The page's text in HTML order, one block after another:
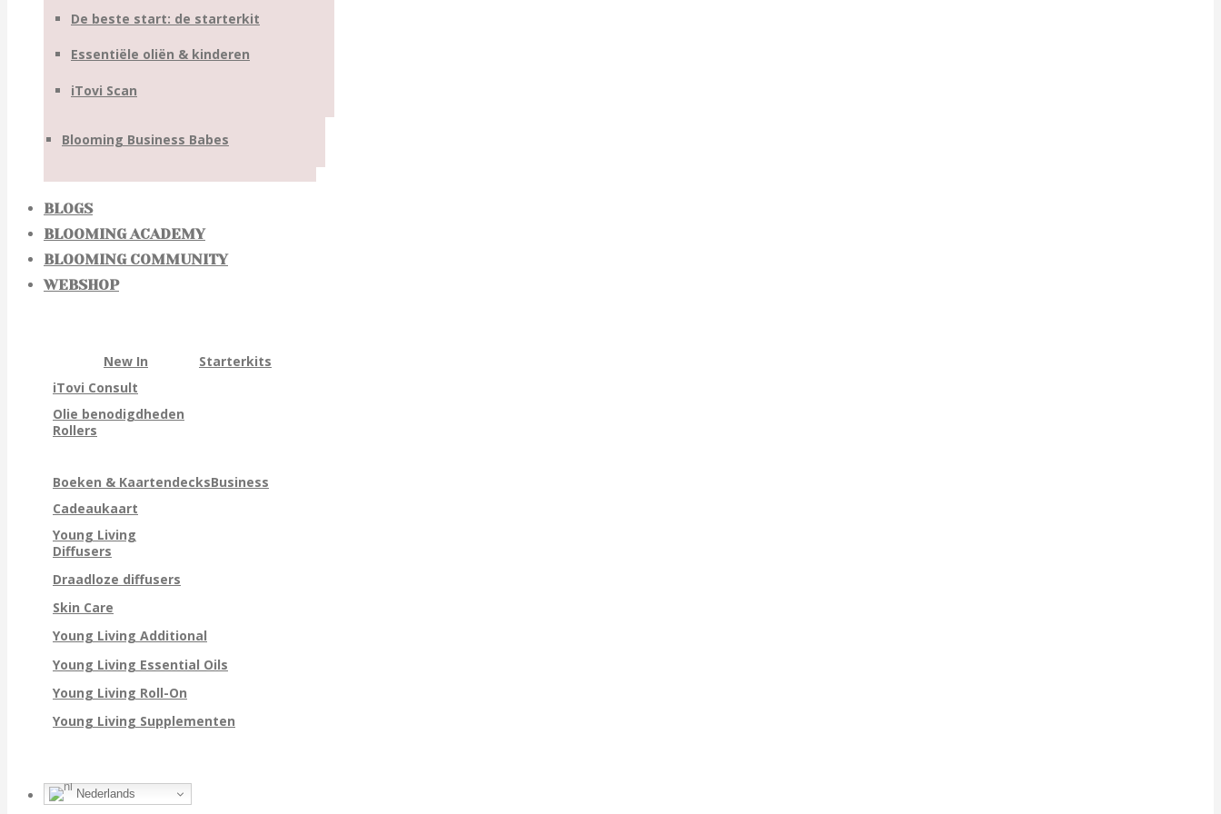
De beste start: de starterkit
Essentiële oliën & kinderen
iTovi Scan
Blooming Business Babes
BLOGS
BLOOMING ACADEMY
BLOOMING COMMUNITY
WEBSHOP
New In
Starterkits
iTovi Consult
Olie benodigdheden
Rollers
Boeken & KaartendecksBusiness
Cadeaukaart
Young Living
Diffusers
Draadloze diffusers
Skin Care
Young Living Additional
Young Living Essential Oils
Young Living Roll-On
Young Living Supplementen
Nederlands